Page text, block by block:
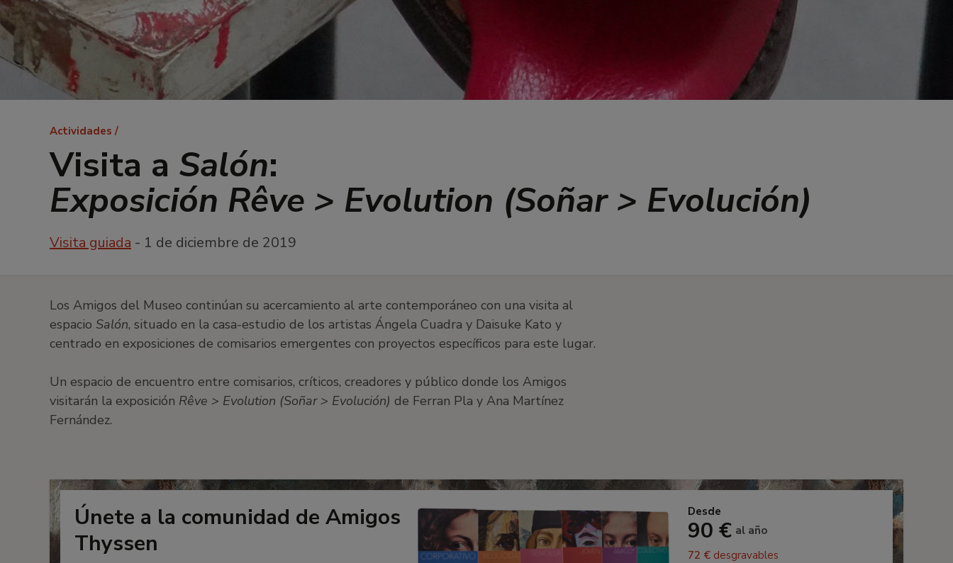
Ruta
de
navegación
Actividades
Visita a Salón:
Exposición Rêve > Evolution (Soñar > Evolución)
Visita guiada - 1 de diciembre de 2019
Los Amigos del Museo continúan su acercamiento al arte contemporáneo con una visita al
espacio Salón, situado en la casa-estudio de los artistas Ángela Cuadra y Daisuke Kato y
centrado en exposiciones de comisarios emergentes con proyectos específicos para este lugar.
Un espacio de encuentro entre comisarios, críticos, creadores y público donde los Amigos
visitarán la exposición Rêve > Evolution (Soñar > Evolución) de Ferran Pla y Ana Martínez
Fernández.
Únete a la comunidad de Amigos
Thyssen
Desde
90 € al año
72 € desgravables